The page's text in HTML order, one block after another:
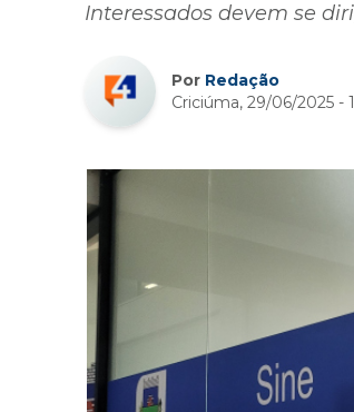
Interessados devem se
Por Redação
Criciúma, 29/06/2025 -